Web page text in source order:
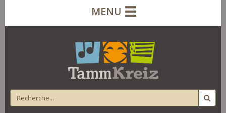
MENU